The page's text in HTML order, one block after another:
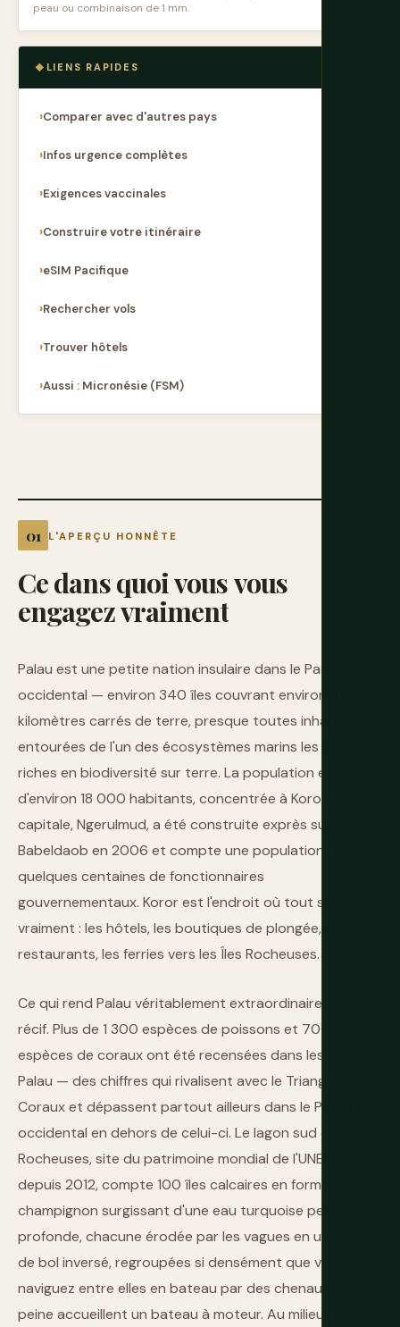
L'APERÇU HONNÊTE
Cedansquoivousvous
engagezvraiment
Palau est une petite nation insulaire dans le Pacifique
occidental — environ 340 îles couvrant environ 460
kilomètres carrés de terre, presque toutes inhabitées,
entourées de l'un des écosystèmes marins les plus
riches en biodiversité sur terre. La population est
d'environ 18 000 habitants, concentrée à Koror. La
capitale, Ngerulmud, a été construite exprès sur
Babeldaob en 2006 et compte une population de
quelques centaines de fonctionnaires
gouvernementaux. Koror est l'endroit où tout se passe
vraiment : les hôtels, les boutiques de plongée, les
restaurants, les ferries vers les Îles Rocheuses.
Ce qui rend Palau véritablement extraordinaire, c'est le
récif. Plus de 1 300 espèces de poissons et 700
espèces de coraux ont été recensées dans les eaux de
Palau — des chiffres qui rivalisent avec le Triangle des
Coraux et dépassent partout ailleurs dans le Pacifique
occidental en dehors de celui-ci. Le lagon sud des Îles
Rocheuses, site du patrimoine mondial de l'UNESCO
depuis 2012, compte 100 îles calcaires en forme de
champignon surgissant d'une eau turquoise peu
profonde, chacune érodée par les vagues en une forme
de bol inversé, regroupées si densément que vous
naviguez entre elles en bateau par des chenaux qui à
peine accueillent un bateau à moteur. Au milieu d'elles,
peau ou combinaison de 1 mm.
LIENS RAPIDES
Comparer avec d'autres pays
Infos urgence complètes
Exigences vaccinales
Construire votre itinéraire
eSIM Pacifique
Rechercher vols
Trouver hôtels
Aussi : Micronésie (FSM)